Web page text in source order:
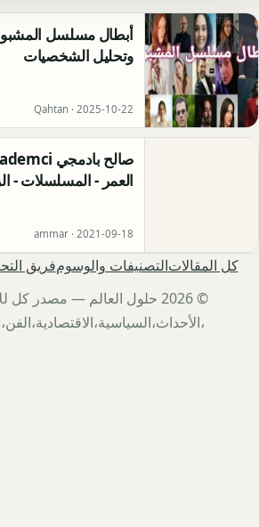
أبطال مسلسل
وتحليل الشخصيات
Qahtan · 2025-10-22
العمر - المسلسلات -
ammar · 2021-09-18
كل المقالاتالتصنيفات والوسومفريق
© 2026 حلول العالم — مصدر كل